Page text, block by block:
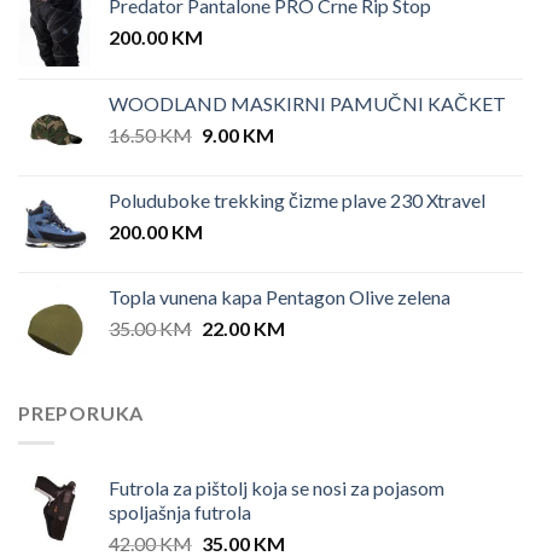
Predator Pantalone PRO Crne Rip Stop
200.00 KM
WOODLAND MASKIRNI PAMUČNI KAČKET
16.50KM Original
16.50 KM.
9.00 KMCurrent
9.00 KM.
Poluduboke trekking čizme plave 230 Xtravel
200.00 KM
Topla vunena kapa Pentagon Olive zelena
35.00KM Original
22.00 KMCurrent
PREPORUKA
Futrola za pištolj koja se nosi za pojasom
spoljašnja futrola
42.00KM Original
35.00 KMCurrent